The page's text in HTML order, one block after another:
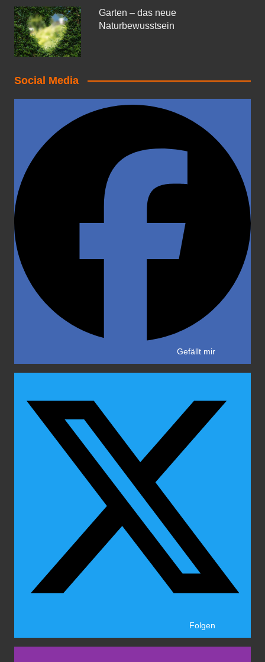
Garten – das neue
Naturbewusstsein
Social Media
Gefällt mir
Folgen